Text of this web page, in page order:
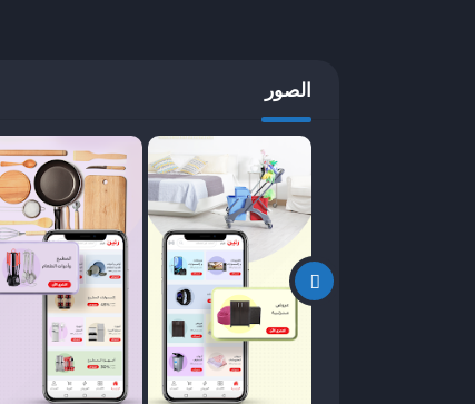
مكونات وميزات تطبيق رنين
يتميز تطبيق رنين بواجهة سهلة الاستخدام
أبرز مكوناته وميزاته:
فئات المنتجات المتنوعة
يقدم التطبيق مجموعة واسعة من
الأجهزة الكهربائية الكبيرة: مثل الثلاجات،
الأجهزة الصغيرة
: مثل المكانس
الإلكترونيات: مثل التلفزيونات، الهواتف
المفروشات: بما في ذلك المراتب،
الصور